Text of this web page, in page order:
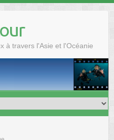
à travers l'Asie et l'Océanie